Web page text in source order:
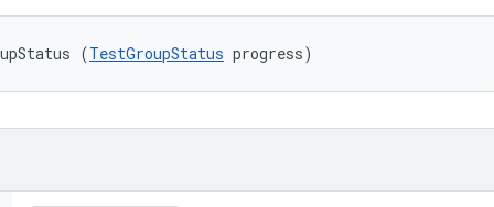
(TestGroupStatus progress)